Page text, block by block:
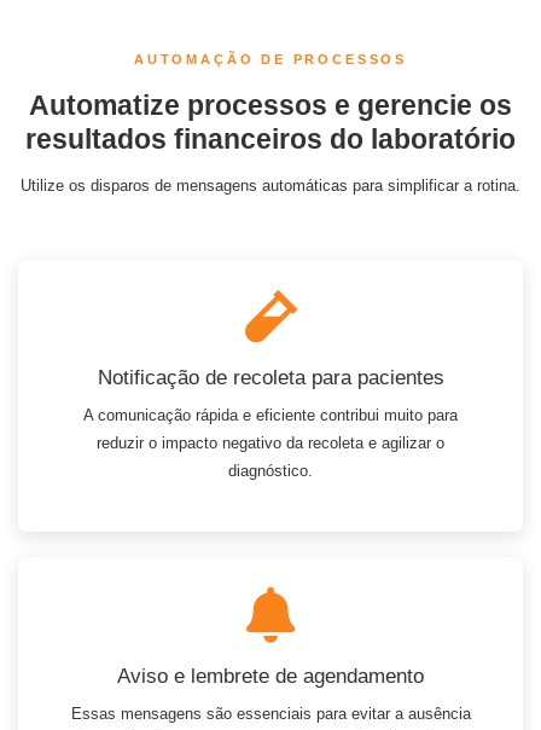
AUTOMAÇÃO DE PROCESSOS
Automatize processos e gerencie os
resultados financeiros do laboratório
Utilize os disparos de mensagens automáticas para simplificar a rotina.
Notificação de recoleta para pacientes
A comunicação rápida e eficiente contribui muito para
reduzir o impacto negativo da recoleta e agilizar o
diagnóstico.
Aviso e lembrete de agendamento
Essas mensagens são essenciais para evitar a ausência